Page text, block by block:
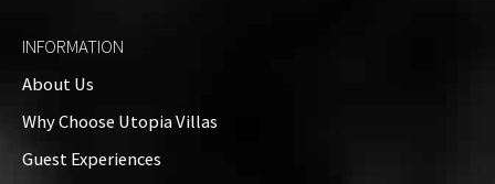
INFORMATION
About Us
Why Choose Utopia Villas
Guest Experiences